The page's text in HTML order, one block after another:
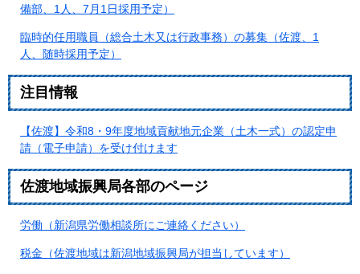
備部、1人、7月1日採用予定）
臨時的任用職員（総合土木又は行政事務）の募集（佐渡、1
人、随時採用予定）
注目情報
【佐渡】令和8・9年度地域貢献地元企業（土木一式）の認定申
請（電子申請）を受け付けます
佐渡地域振興局各部のページ
労働（新潟県労働相談所にご連絡ください）
税金（佐渡地域は新潟地域振興局が担当しています）